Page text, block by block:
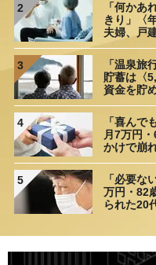
2
「何かあ
きり」〈
夫婦、戸
3
「温泉
貯蓄は〈
資金を貯
4
「喜んで
月7万円
かけで崩
5
「必要
万円・82
られた20